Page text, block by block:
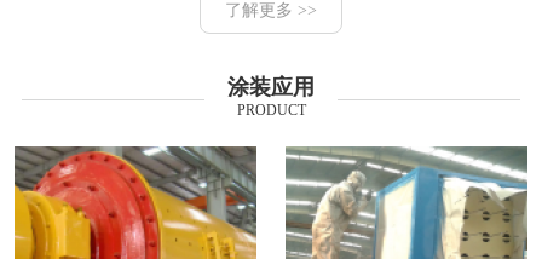
了解更多 >>
涂装应用
PRODUCT